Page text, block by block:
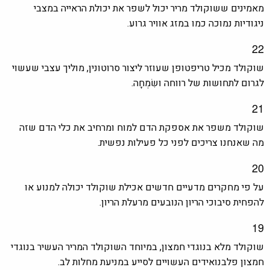
מאמינים ששוקולד מריר יכול לשפר את יכולת הראייה במצבי
ניגודיות נמוכה כמו במזג אוויר גרוע.
22
שוקולד מכיל טריפטופן שעוזר ליצור סרוטונין, מוליך עצבי שעשוי
לגרום לתחושות של רווחה ושִׂמְחָה.
21
שוקולד משפר את אספקת הדם למוח ומרחיב את כלי הדם שזה
מה שאנחנו צריכים לפני כל פעילות נפשית.
20
על פי מחקרים מדעיים חדשים אכילת שוקולד יכולה למנוע או
להפחית סיבוכי הריון הנובעים מרעלת הריון.
19
שוקולד מלא בנוגדי חמצון, במיוחד השוקולד המריר העשיר בנוגדי
חמצון פלבנואידים העשויים לסייע במניעת מחלות לב.